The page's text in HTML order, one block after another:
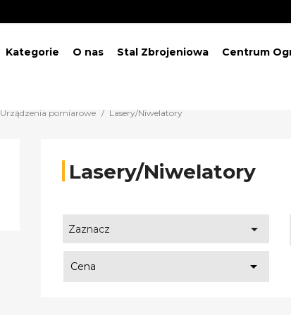
Kategorie O nas Stal Zbrojeniowa Centrum
Urządzenia pomiarowe Lasery/Niwelatory
Lasery/Niwelatory
Zaznacz 
Cena 